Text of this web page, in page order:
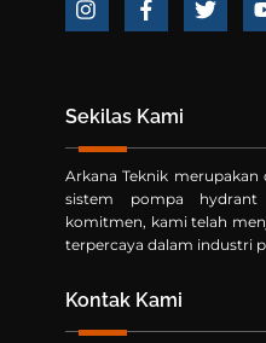
Icon
Icon
Icon
Sekilas Kami
Arkana Teknik
sistem pompa hydrant
komitmen, kami telah
terpercaya dalam industri
Kontak Kami